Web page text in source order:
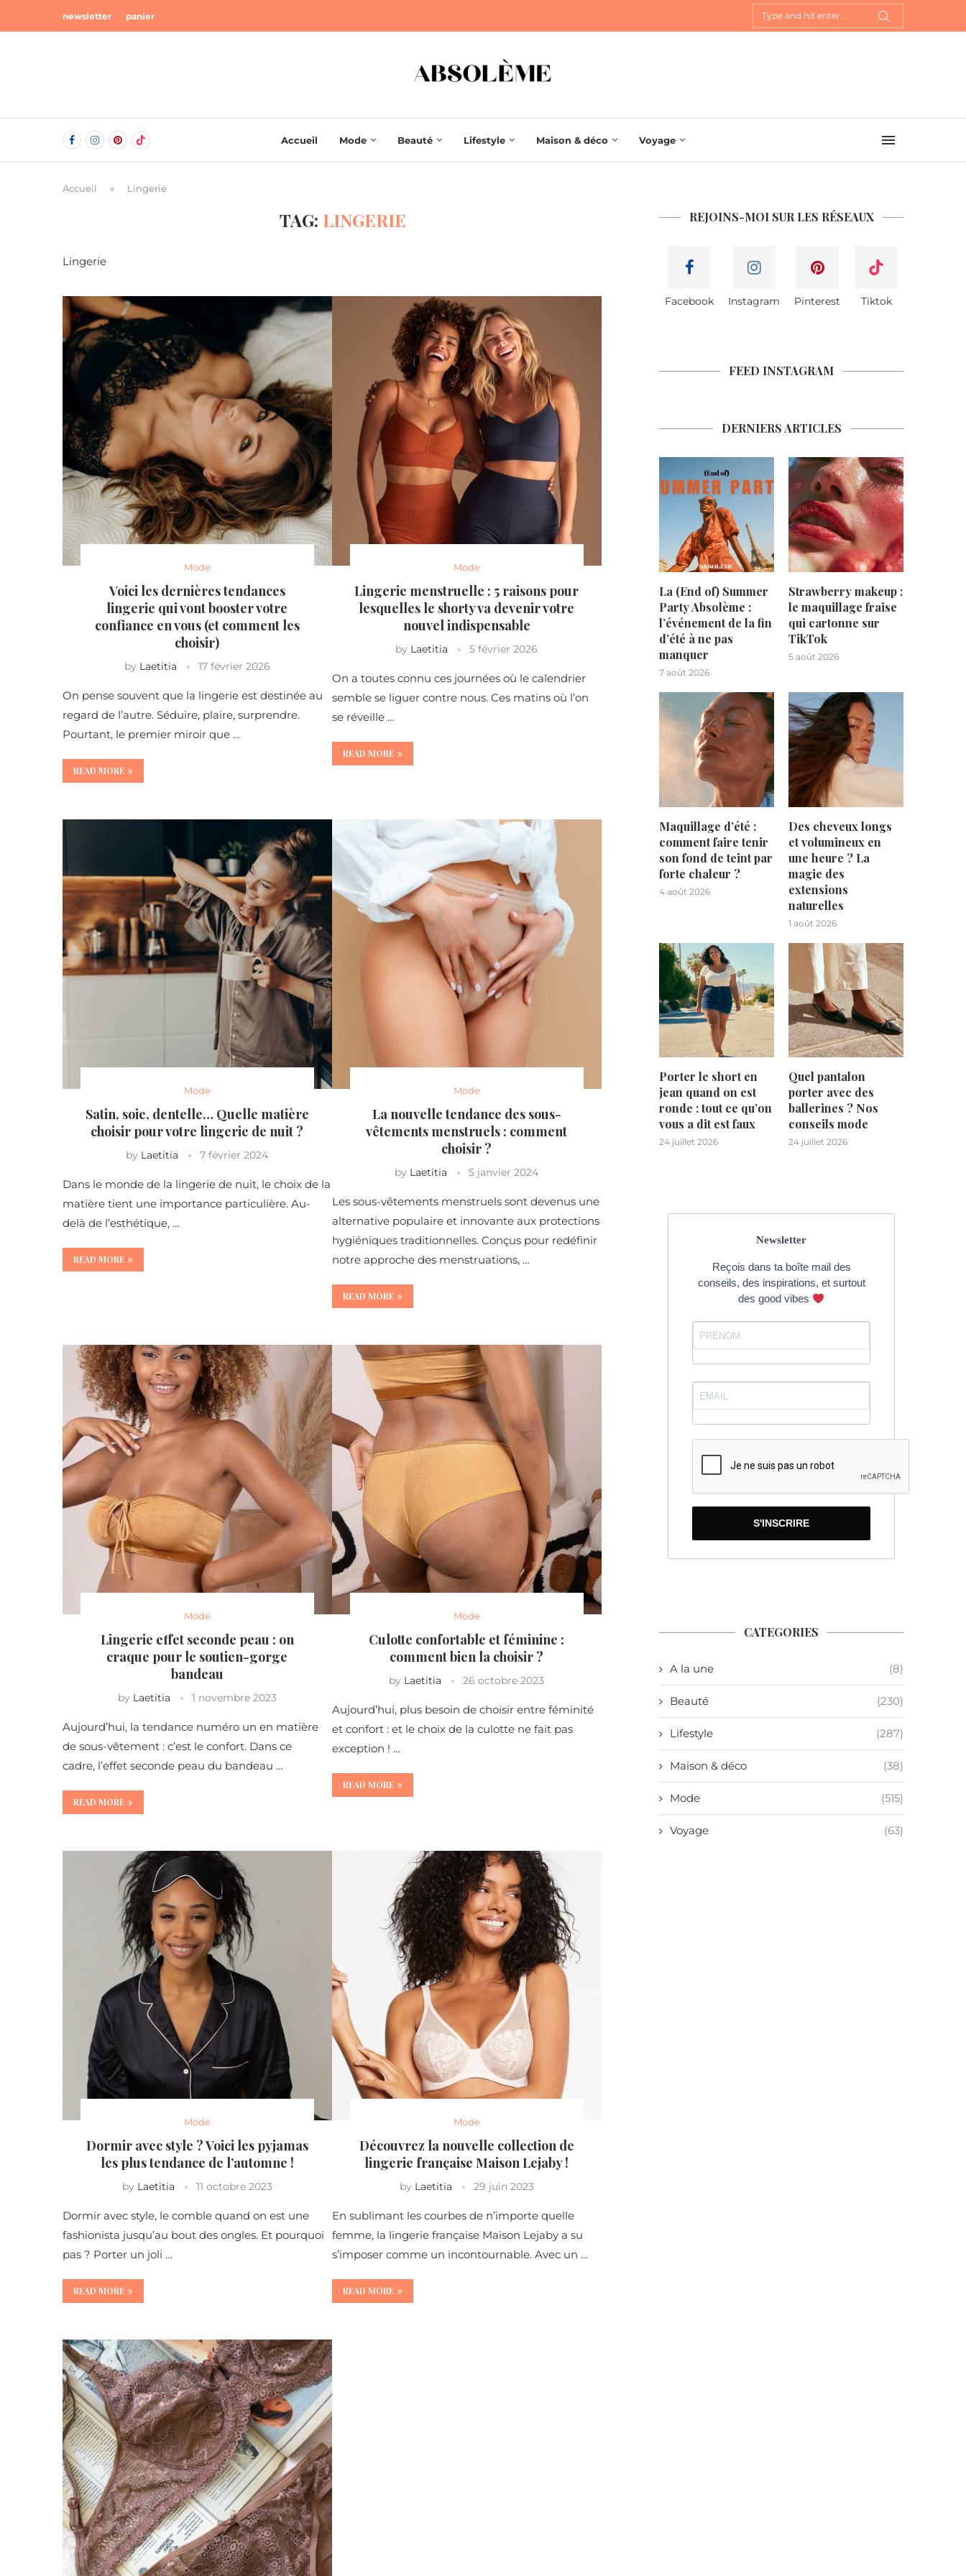
newsletter panier
Accueil Mode Beauté Lifestyle Maison & déco Voyage
Accueil » Lingerie
TAG: LINGERIE
Lingerie
Mode
Voici les dernières tendances
lingerie qui vont booster votre
confiance en vous (et comment les
choisir)
by Laetitia 17 février 2026
On pense souvent que la lingerie est destinée au
regard de l’autre. Séduire, plaire, surprendre.
Pourtant, le premier miroir que …
READ MORE
Mode
Lingerie menstruelle : 5 raisons pour
lesquelles le shorty va devenir votre
nouvel indispensable
by Laetitia 5 février 2026
On a toutes connu ces journées où le calendrier
semble se liguer contre nous. Ces matins où l’on
se réveille …
READ MORE
Mode
Satin, soie, dentelle… Quelle matière
choisir pour votre lingerie de nuit ?
by Laetitia 7 février 2024
Dans le monde de la lingerie de nuit, le choix de la
matière tient une importance particulière. Au-
delà de l’esthétique, …
READ MORE
Mode
La nouvelle tendance des sous-
vêtements menstruels : comment
choisir ?
by Laetitia 5 janvier 2024
Les sous-vêtements menstruels sont devenus une
alternative populaire et innovante aux protections
hygiéniques traditionnelles. Conçus pour redéfinir
notre approche des menstruations, …
READ MORE
Mode
Lingerie effet seconde peau : on
craque pour le soutien-gorge
bandeau
by Laetitia 1 novembre 2023
Aujourd’hui, la tendance numéro un en matière
de sous-vêtement : c’est le confort. Dans ce
cadre, l’effet seconde peau du bandeau …
READ MORE
Mode
Culotte confortable et féminine :
comment bien la choisir ?
by Laetitia 26 octobre 2023
Aujourd’hui, plus besoin de choisir entre féminité
et confort : et le choix de la culotte ne fait pas
exception ! …
READ MORE
Mode
Dormir avec style ? Voici les pyjamas
les plus tendance de l’automne !
by Laetitia 11 octobre 2023
Dormir avec style, le comble quand on est une
fashionista jusqu’au bout des ongles. Et pourquoi
pas ? Porter un joli …
READ MORE
Mode
Découvrez la nouvelle collection de
lingerie française Maison Lejaby !
by Laetitia 29 juin 2023
En sublimant les courbes de n’importe quelle
femme, la lingerie française Maison Lejaby a su
s’imposer comme un incontournable. Avec un …
READ MORE
REJOINS-MOI SUR LES RÉSEAUX
Facebook Instagram Pinterest Tiktok
FEED INSTAGRAM
DERNIERS ARTICLES
La (End of) Summer
Party Absolème :
l’événement de la fin
d’été à ne pas
manquer
7 août 2026
Strawberry makeup :
le maquillage fraise
qui cartonne sur
TikTok
5 août 2026
Maquillage d’été :
comment faire tenir
son fond de teint par
forte chaleur ?
4 août 2026
Des cheveux longs
et volumineux en
une heure ? La
magie des
extensions
naturelles
1 août 2026
Porter le short en
jean quand on est
ronde : tout ce qu’on
vous a dit est faux
24 juillet 2026
Quel pantalon
porter avec des
ballerines ? Nos
conseils mode
24 juillet 2026
Newsletter
Reçois dans ta boîte mail des
conseils, des inspirations, et surtout
des good vibes
S'INSCRIRE
CATEGORIES
A la une (8)
Beauté (230)
Lifestyle (287)
Maison & déco (38)
Mode (515)
Voyage (63)